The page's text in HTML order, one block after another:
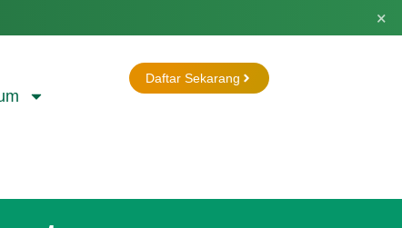
×
Daftar Sekarang